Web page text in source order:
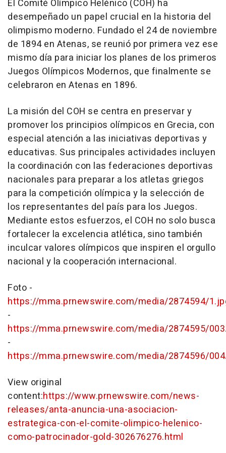
El Comité Olímpico Helénico (COH) ha
desempeñado un papel crucial en la historia del
olimpismo moderno. Fundado el 24 de noviembre
de 1894 en Atenas, se reunió por primera vez ese
mismo día para iniciar los planes de los primeros
Juegos Olímpicos Modernos, que finalmente se
celebraron en Atenas en 1896.
La misión del COH se centra en preservar y
promover los principios olímpicos en Grecia, con
especial atención a las iniciativas deportivas y
educativas. Sus principales actividades incluyen
la coordinación con las federaciones deportivas
nacionales para preparar a los atletas griegos
para la competición olímpica y la selección de
los representantes del país para los Juegos.
Mediante estos esfuerzos, el COH no solo busca
fortalecer la excelencia atlética, sino también
inculcar valores olímpicos que inspiren el orgullo
nacional y la cooperación internacional.
Foto -
https://mma.prnewswire.com/media/2874594/
-
https://mma.prnewswire.com/media/2874595/
-
https://mma.prnewswire.com/media/2874596/
View original
content:https://www.prnewswire.com/news-
releases/anta-anuncia-una-asociacion-
estrategica-con-el-comite-olimpico-helenico-
como-patrocinador-gold-302676276.html